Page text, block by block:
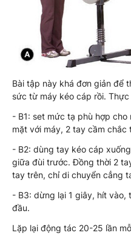
Bài tập này khá đơn giản để
sức từ máy kéo cáp rồi.
- B1: set mức tạ phù hợp
mặt với máy, 2 tay cầm chắc
- B2: dùng tay kéo cáp
giữa đùi trước. Đồng thời 2
tay trên, chỉ di chuyển cẳng
- B3: dừng lại 1 giây, hít
đầu.
Lặp lại động tác 20-25 lần